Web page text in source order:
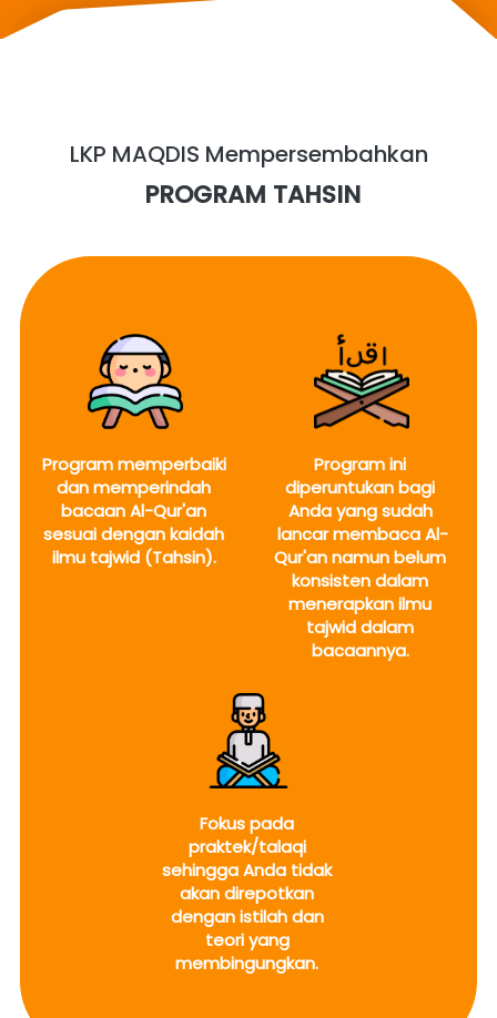
LKP MAQDIS Mempersembahkan
PROGRAM TAHSIN
Program memperbaiki
dan memperindah
bacaan Al-Qur'an
sesuai dengan kaidah
ilmu tajwid (Tahsin).
Program ini
diperuntukan bagi
Anda yang sudah
lancar membaca Al-
Qur'an namun belum
konsisten dalam
menerapkan ilmu
tajwid dalam
bacaannya.
Fokus pada
praktek/talaqi
sehingga Anda tidak
akan direpotkan
dengan istilah dan
teori yang
membingungkan.